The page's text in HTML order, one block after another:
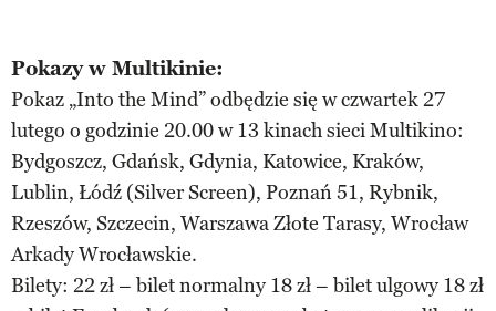
Pokazy w Multikinie:
Pokaz „Into the Mind” odbędzie się w czwartek 27
lutego o godzinie 20.00 w 13 kinach sieci Multikino:
Bydgoszcz, Gdańsk, Gdynia, Katowice, Kraków,
Lublin, Łódź (Silver Screen), Poznań 51, Rybnik,
Rzeszów, Szczecin, Warszawa Złote Tarasy, Wrocław
Arkady Wrocławskie.
Bilety: 22 zł – bilet normalny 18 zł – bilet ulgowy 18 zł